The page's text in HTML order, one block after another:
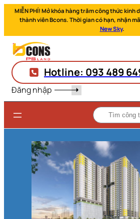
MIỄN PHÍ! Mở khóa hàng trăm công thức kinh doanh độc quyền dành cho
thành viên Bcons. Thời gian có hạn, nhận
New Sky.
Hotline: 093 489
Đăng nhập